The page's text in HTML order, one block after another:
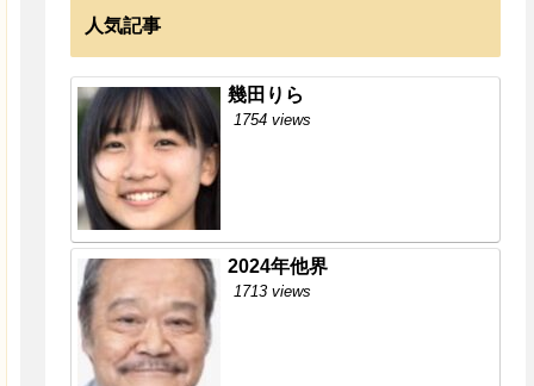
人気記事
幾田りら
1754 views
2024年他界
1713 views